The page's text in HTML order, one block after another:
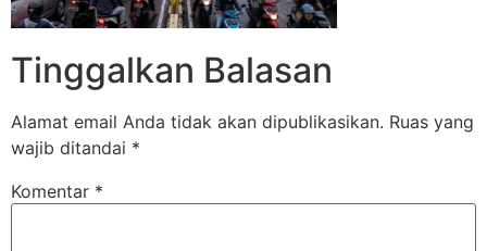
Tinggalkan Balasan
Alamat email Anda tidak akan dipublikasikan. Ruas yang
wajib ditandai *
Komentar *